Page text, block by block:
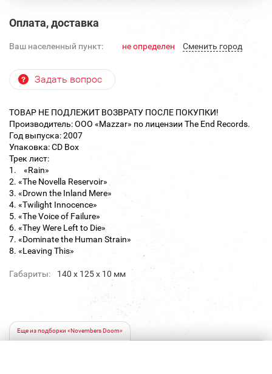
Оплата, доставка
Ваш населенный пункт: не определен Cменить город
Задать вопрос
ТОВАР НЕ ПОДЛЕЖИТ ВОЗВРАТУ ПОСЛЕ ПОКУПКИ!
Производитель: ООО «Mazzar» по лицензии The End Records.
Год выпуска: 2007
Упаковка: CD Box
Трек лист:
1. «Rain»
2. «The Novella Reservoir»
3. «Drown the Inland Mere»
4. «Twilight Innocence»
5. «The Voice of Failure»
6. «They Were Left to Die»
7. «Dominate the Human Strain»
8. «Leaving This»
Габариты: 140 х 125 х 10 мм
Еще из подборки «Novembers Doom»